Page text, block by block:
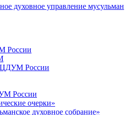
духовное управление мусульман
России
России
России
очерки»
духовное собрание»